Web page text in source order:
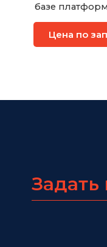
базе
OneAdvisor
модулем
Цена по
Задать